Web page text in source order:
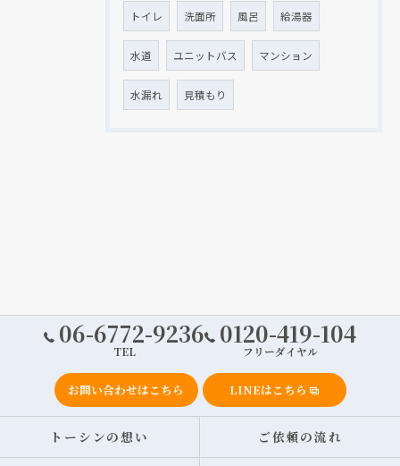
トイレ 洗面所 風呂 給湯器
水道 ユニットバス マンション
水漏れ 見積もり
06-6772-9236
TEL
0120-419-104
フリーダイヤル
お問い合わせはこちら LINEはこちら
トーシンの想い ご依頼の流れ